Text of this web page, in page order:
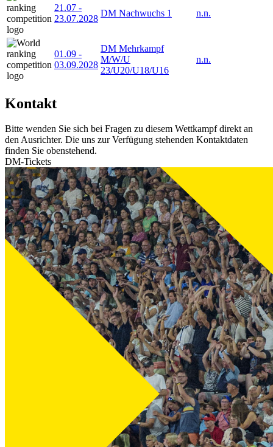
21.07 -
23.07.2028
DM Nachwuchs 1 n.n.
01.09 -
03.09.2028
DM Mehrkampf
M/W/U
23/U20/U18/U16
n.n.
Kontakt
Bitte wenden Sie sich bei Fragen zu diesem Wettkampf direkt an
den Ausrichter. Die uns zur Verfügung stehenden Kontaktdaten
finden Sie obenstehend.
DM-Tickets